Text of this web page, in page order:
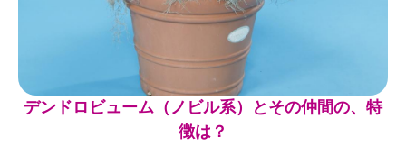
デンドロビューム（ノビル系）とその仲間の、特
徴は？